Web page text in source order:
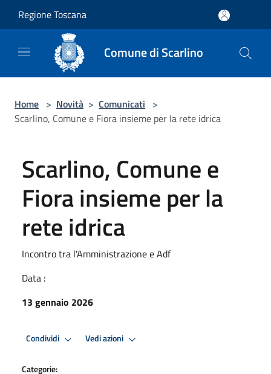
Regione Toscana
Comune di Scarlino
Home > Novità > Comunicati >
Scarlino, Comune e Fiora insieme per la rete idrica
Scarlino, Comune e
Fiora insieme per la
rete idrica
Incontro tra l'Amministrazione e Adf
Data :
13 gennaio 2026
Condividi Vedi azioni
Categorie: